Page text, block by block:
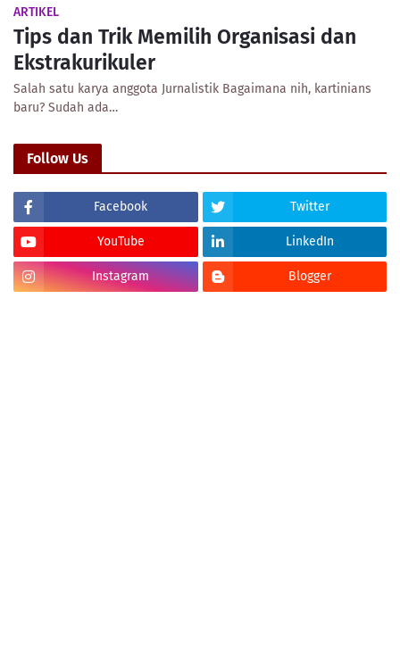
ARTIKEL
Tips dan Trik Memilih Organisasi dan
Ekstrakurikuler
Salah satu karya anggota Jurnalistik Bagaimana nih, kartinians
baru? Sudah ada…
Follow Us
Facebook Twitter
YouTube LinkedIn
Instagram Blogger